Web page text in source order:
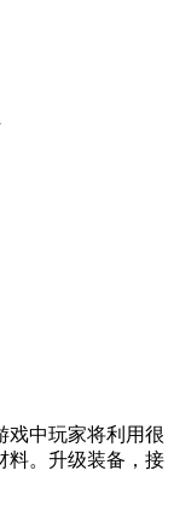
戏中玩家将利用很
料。升级装备，接